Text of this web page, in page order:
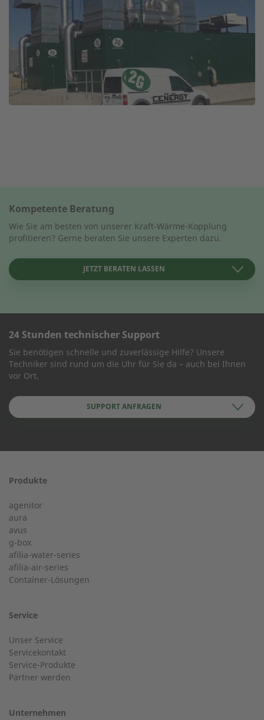
Kompetente Beratung
Wie Sie am besten von unserer Kraft-Wärme-Kopplung
profitieren? Gerne beraten Sie unsere Experten dazu.
JETZT BERATEN LASSEN
KONTAKT AUFNEHMEN
Wie können wir Ihnen helfen?
Postleitzahl
Nachname
Ort
24 Stunden technischer Support
Sie benötigen schnelle und zuverlässige Hilfe? Unsere
Techniker sind rund um die Uhr für Sie da – auch bei Ihnen
vor Ort.
SUPPORT ANFRAGEN
Service Hotline für eine Installation ab 50 kW.
24-h-Service bis 50 kW
Service Hotline für eine Installation bis 50 kW (g-box 20
und g-box 50).
+49 (0) 2568 9347-2707
Produkte
agenitor
aura
avus
g-box
afilia-water-series
afilia-air-series
Container-Lösungen
Service
Unser Service
Servicekontakt
Service-Produkte
Partner werden
Unternehmen